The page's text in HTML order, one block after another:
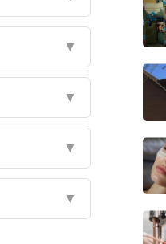
▼
▼
▼
▼